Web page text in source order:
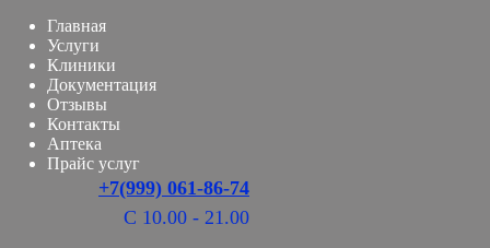
Главная
Услуги
Клиники
Документация
Отзывы
Контакты
Аптека
Прайс услуг
+7(999) 061-86-74
С 10.00 - 21.00